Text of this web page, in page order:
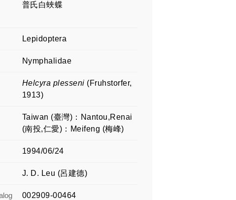
普氏白蛺蝶
Lepidoptera
Nymphalidae
Helcyra plesseni (Fruhstorfer,
1913)
Taiwan (臺灣)：Nantou,Renai
(南投,仁愛)：Meifeng (梅峰)
1994/06/24
J. D. Leu (呂建德)
002909-00464